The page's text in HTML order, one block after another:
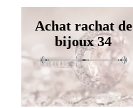
Achat rachat de
bijoux 34